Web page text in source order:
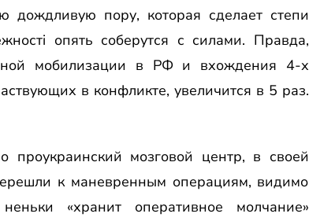
пору, которая сделает степи
опять соберутся с силами. Правда,
мобилизации в РФ и вхождения 4-х
в конфликте, увеличится в 5 раз.
проукраинский мозговой центр, в своей
к маневренным операциям, видимо
«хранит оперативное молчание»